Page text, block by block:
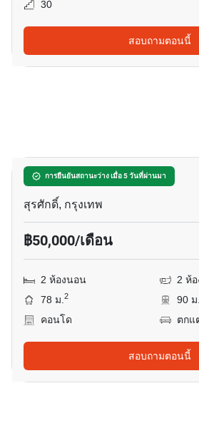
30
สอบถามตอนนี้
การยืนยันสถานะว่าง เมื่อ 5 วันที่ผ่านมา
เดอะ ดิโพลแมท สาทร
สุรศักดิ์, กรุงเทพ
฿50,000/เดือน
2 ห้องนอน
2 ห้
78 ม.2
90
คอนโด
ตกแ
สอบถามตอนนี้